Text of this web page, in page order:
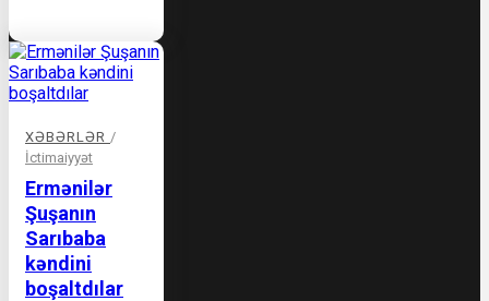
XƏBƏRLƏR /
İctimaiyyət
Ermənilər
Şuşanın
Sarıbaba
kəndini
boşaltdılar